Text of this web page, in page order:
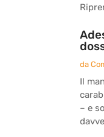
da
Il
– e